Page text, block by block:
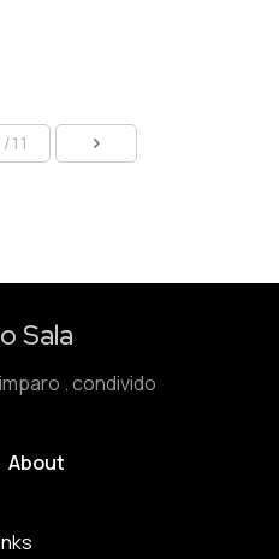
/11
Sala
. condivido
About